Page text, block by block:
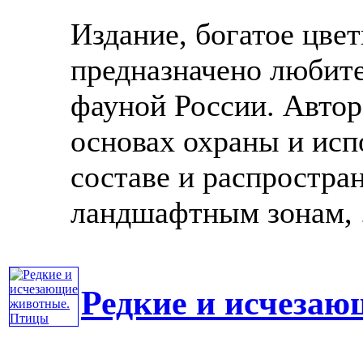
Издание, богатое
предназначено
фауной России.
основах охраны и
составе и
ландшафтным зонам,
Редкие и